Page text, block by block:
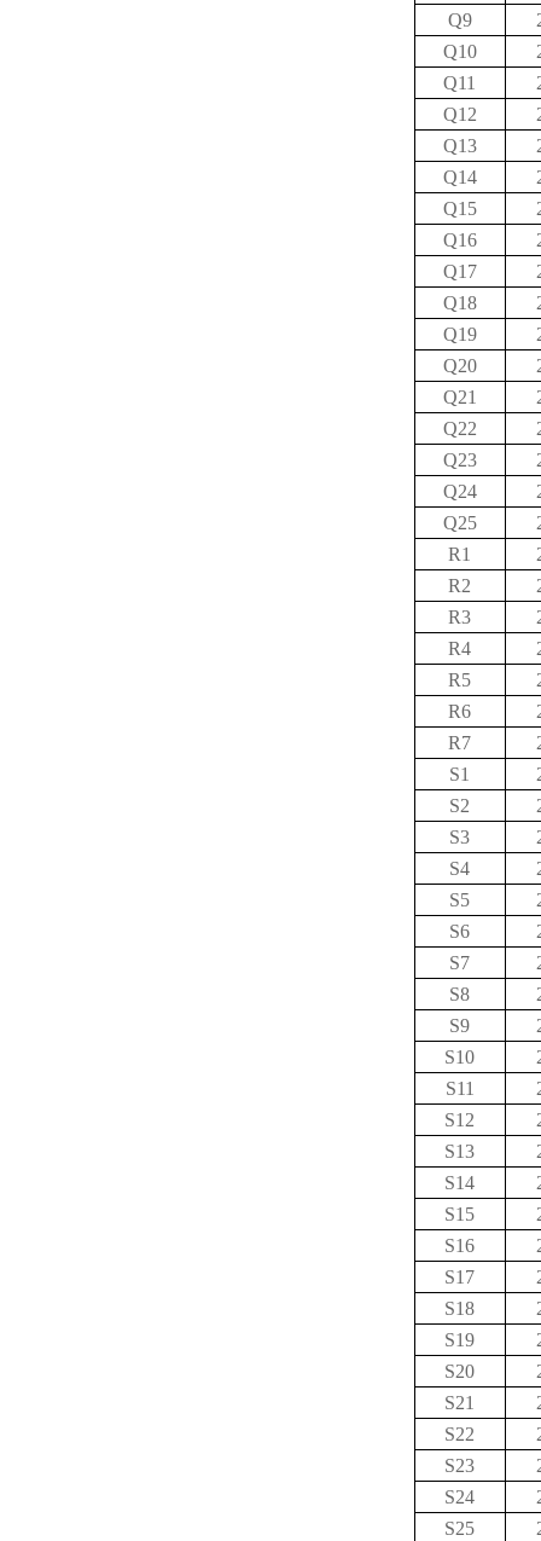
Q9
Q10
Q11
Q12
Q13
Q14
Q15
Q16
Q17
Q18
Q19
Q20
Q21
Q22
Q23
Q24
Q25
R1
R2
R3
R4
R5
R6
R7
S1
S2
S3
S4
S5
S6
S7
S8
S9
S10
S11
S12
S13
S14
S15
S16
S17
S18
S19
S20
S21
S22
S23
S24
S25